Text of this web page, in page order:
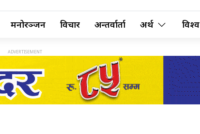
मनोरञ्जन विचार अन्तर्वार्ता अर्थ विश्व